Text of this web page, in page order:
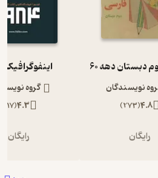
دبستان دهه 60
نویسندگان
4.8
(
273
)
رایگان
اینفوگرافیک 1984
گروه
4.3
(
117
رایگان